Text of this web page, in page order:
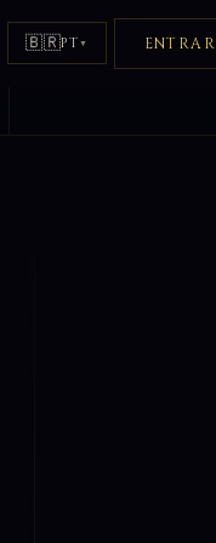
🇧🇷PT ▼ ENTRAR